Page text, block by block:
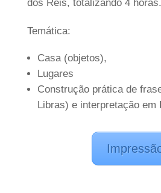
dos Reis, totalizando 4 horas.
Temática:
Casa (objetos),
Lugares
Construção prática de
Libras) e interpretação em